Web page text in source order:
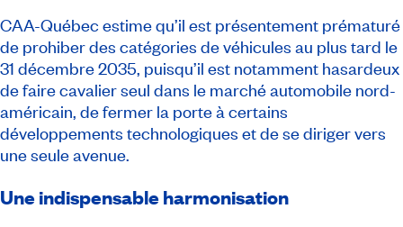
CAA-Québec estime qu’il est présentement prématuré
de prohiber des catégories de véhicules au plus tard le
31 décembre 2035, puisqu’il est notamment hasardeux
de faire cavalier seul dans le marché automobile nord-
américain, de fermer la porte à certains
développements technologiques et de se diriger vers
une seule avenue.
Une indispensable harmonisation